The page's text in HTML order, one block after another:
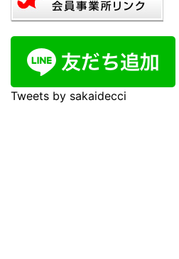
Tweets by sakaidecci